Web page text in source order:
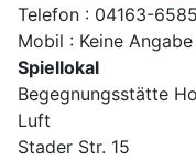
Telefon : 04163-6585
Mobil : Keine Angabe
Spiellokal
Begegnungsstätte
Luft
Stader Str. 15